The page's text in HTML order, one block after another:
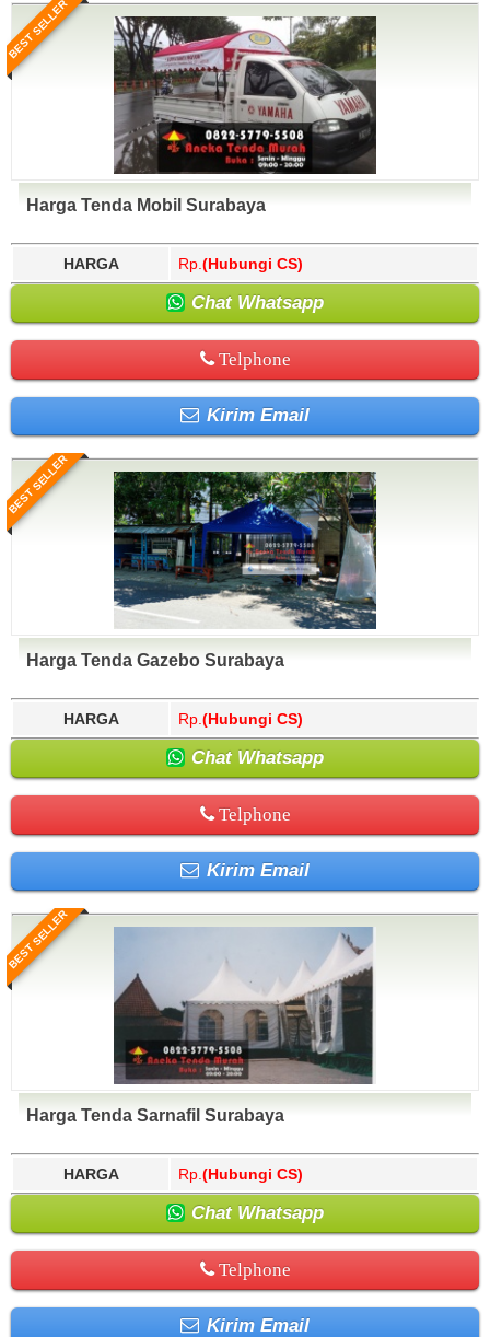
BEST SELLER
Harga Tenda Mobil Surabaya
HARGA Rp. (Hubungi CS)
Chat Whatsapp
Telphone
Kirim Email
BEST SELLER
Harga Tenda Gazebo Surabaya
HARGA Rp. (Hubungi CS)
Chat Whatsapp
Telphone
Kirim Email
BEST SELLER
Harga Tenda Sarnafil Surabaya
HARGA Rp. (Hubungi CS)
Chat Whatsapp
Telphone
Kirim Email